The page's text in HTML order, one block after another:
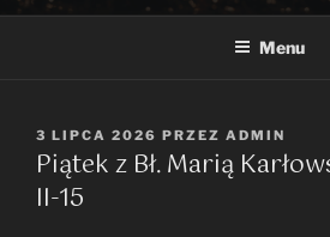
Menu
OPUBLIKOWANE
W
3 LIPCA 2026 PRZEZ ADMIN
Piątek z Bł. Marią
II-15